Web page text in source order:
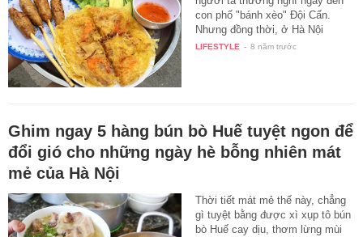
con phố "bánh xèo" Đội Cấn.
Nhưng đồng thời, ở Hà Nội
cũng…
LIFESTYLE - 8 năm trước
Ghim ngay 5 hàng bún bò Huế tuyệt ngon để
đổi gió cho những ngày hè bỗng nhiên mát
mẻ của Hà Nội
Thời tiết mát mẻ thế này, chẳng
gì tuyệt bằng được xì xụp tô bún
bò Huế cay dịu, thơm lừng mùi